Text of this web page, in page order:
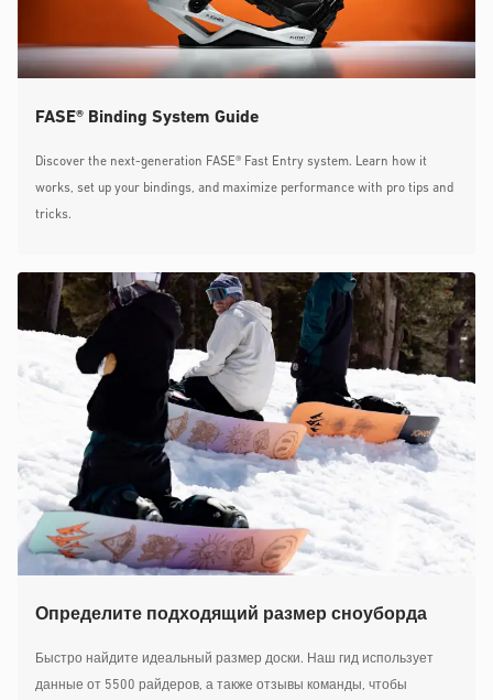
FASE® Binding System Guide
Discover the next-generation FASE® Fast Entry system. Learn how it
works, set up your bindings, and maximize performance with pro tips and
tricks.
Определите подходящий размер сноуборда
Быстро найдите идеальный размер доски. Наш гид использует
данные от 5500 райдеров, а также отзывы команды, чтобы